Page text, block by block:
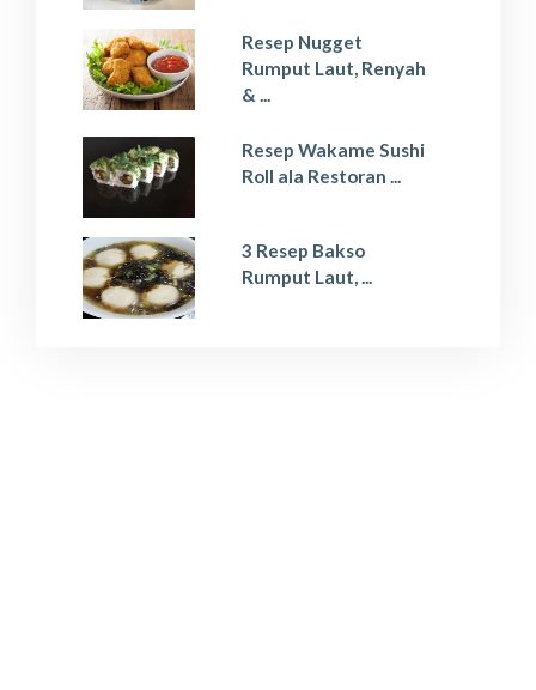
Resep Nugget
Rumput Laut, Renyah
& ...
Resep Wakame Sushi
Roll ala Restoran ...
3 Resep Bakso
Rumput Laut, ...